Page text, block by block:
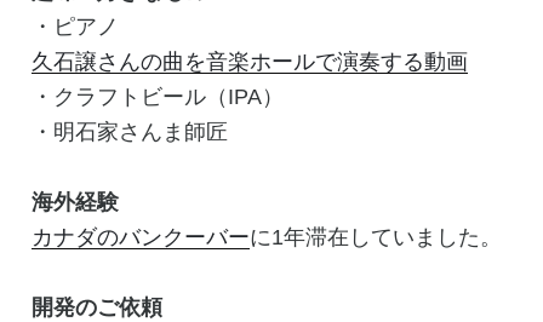
・ピアノ
久石譲さんの曲を音楽ホールで演奏する動画
・クラフトビール（IPA）
・明石家さんま師匠
海外経験
カナダのバンクーバーに1年滞在していました。
開発のご依頼